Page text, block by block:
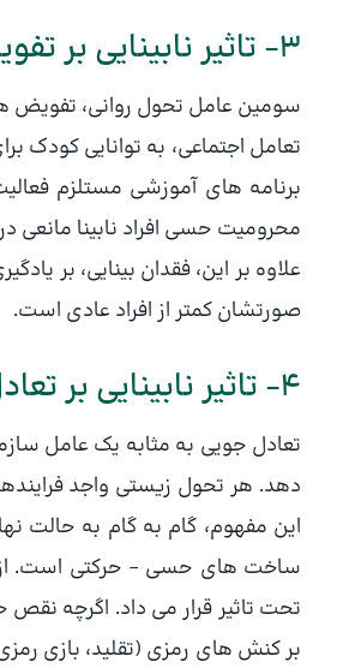
3- تاثیر نابینایی بر تفویض ها و انتقال های اجتماعی
سومین عامل تحول روانی، تفویض ها
تعامل اجتماعی، به توانایی کودک
برنامه های آموزشی مستلزم
محرومیت حسی افراد نابینا مانعی
علاوه بر این، فقدان بینایی، بر
صورتشان کمتر از افراد عادی است.
4- تاثیر نابینایی بر تعادل جویی
تعادل جویی به مثابه یک عامل
دهد. هر تحول زیستی واجد
این مفهوم، گام به گام به
ساخت های حسی – حرکتی است. از
تحت تاثیر قرار می داد. اگرچه
بر کنش های رمزی (تقلید، بازی